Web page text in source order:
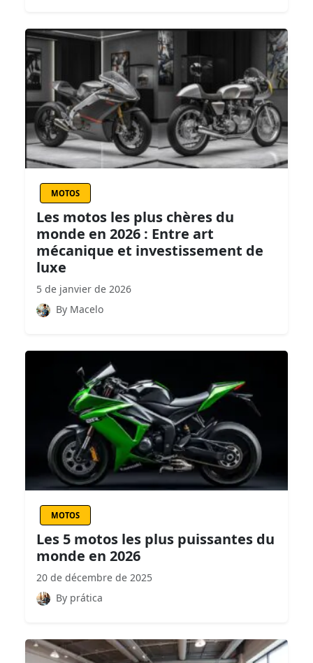
MOTOS
Les motos les plus chères du
monde en 2026 : Entre art
mécanique et investissement de
luxe
5 de janvier de 2026
By Macelo
MOTOS
Les 5 motos les plus puissantes du
monde en 2026
20 de décembre de 2025
By prática